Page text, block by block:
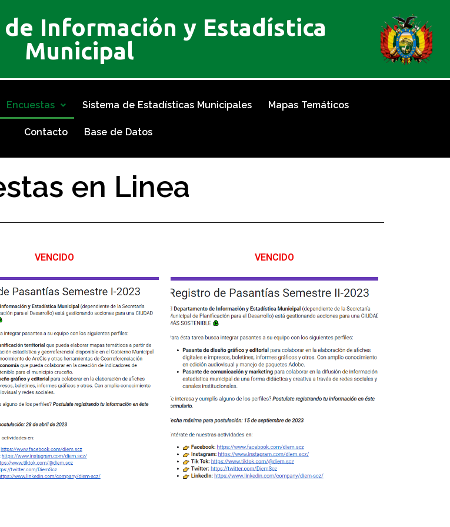
Información y Estadística
Municipal
Encuestas Sistema de Estadísticas Municipales Mapas Temáticos
Contacto Base de Datos
en Linea
VENCIDO VENCIDO